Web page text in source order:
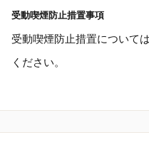
受動喫煙防止措置事項
受動喫煙防止措置について
ください。